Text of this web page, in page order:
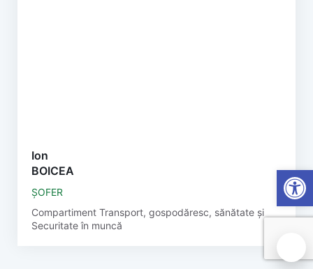
Ion
BOICEA
ȘOFER
Compartiment Transport, gospodăresc, sănătate și
Securitate în muncă